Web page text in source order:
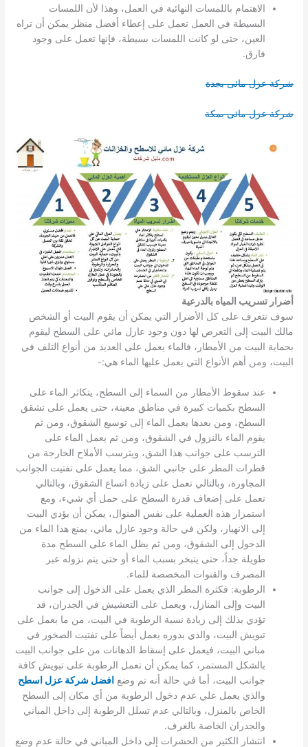
الاهتمام باللمسات النهائية في العمل، وهذا لأن اللمسات
البسيطة في العمل تعمل على إعطاء أفضل منظر يمكن أن تراه
العين، حتى لو كانت اللمسات بسيطة، فإنها تعمل على وجود
فارق.
شركة عزل مائى بجدة
شركة عزل مائى بمكة
أضرار تسريب المياه بالدرعية
سوف نتعرف على كل الأضرار التي يمكن أن يقوم البيت أو الشخص
مالك البيت إلى التعرض لها دون وجود عازل مائي على السطح ليقوم
بحماية البيت من الأمطار، فالماء يعمل على العديد من أنواع التلف في
البيت، ومن أهم الأنواع التي يعمل عليها الماء هي:-
عند سقوط الأمطار من السماء إلى السطح، يتكاثر الماء على
السطح بكميات كبيرة في مناطق معينة، حتى يعمل على تشقق
السطح، ومن بعدها يعمل الماء إلى توسيع الشقوق، ومن ثم
يقوم الماء بالنزول في الشقوق، ومن ثم يعمل الماء على
الترسب على جوانب هذا الشق، ويترسب الأملاح الخارجة من
قطرات المطر على جانبي الشق، مما يعمل على تفتيت الجوانب
المجاورة، وبالتالي تعمل على زيادة اتساع الشقوق، وبالتالي
تعمل على إضعاف قدرة السطح على حمل أي شيء، ومع
استمرار هذه العملية على نفس المنوال، يمكن أن يؤدي البيت
إلى الانهيار، ولكن في حالة وجود عازل مائي، يمنع هذا الماء من
الدخول إلى الشقوق، ومن ثم يظل الماء على السطح مدة
طويلة جداً، حتى يتبخر بسبب الماء أو حتى يتم نزوله عبر
المصرف والقنوات المخصصة للماء.
الرطوبة: فكثرة المطر الذي يعمل على الدخول إلى جوانب
البيت وإلى المنازل، ويعمل على التعشيش في الجدران، قد
تؤدي بذلك إلى زيادة نسبة الرطوبة في البيت، من ما بعمل على
تبويش البيت، والذي بدوره يعمل أيضاً على تفتيت الصخور في
مباني البيت، فيعمل على إسقاط الدهانات من على جوانب البيت
بالشكل المستمر، كما يمكن أن تعمل الرطوبة على تبويش كافة
جوانب البيت، أما في حالة أنه تم وضع افضل شركة عزل اسطح
والذي يعمل علي عدم دخول الرطوبة من أي مكان إلى السطح
الخاص بالمنزل، وبالتالي عدم تسلل الرطوبة إلى داخل المباني
والجدران الخاصة بالغرف.
انتشار الكثير من الحشرات إلى داخل المباني في حالة عدم وضع